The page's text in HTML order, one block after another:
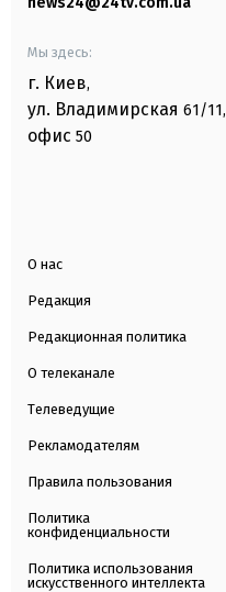
Мы здесь:
г. Киев,
ул. Владимирская 61/11,
офис 50
О нас
Редакция
Редакционная политика
О телеканале
Телеведущие
Рекламодателям
Правила пользования
Политика
конфиденциальности
Политика использования
искусственного интеллекта